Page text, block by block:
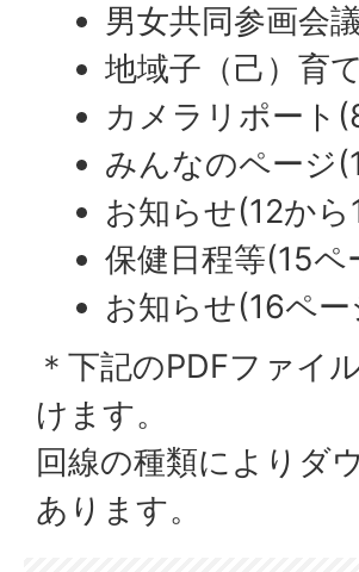
男女共同参画会
地域子（己）育
カメラリポート
みんなのページ
お知らせ(12から
保健日程等(15ペ
お知らせ(16ペー
＊下記のPDFファイ
けます。
回線の種類によりダ
あります。